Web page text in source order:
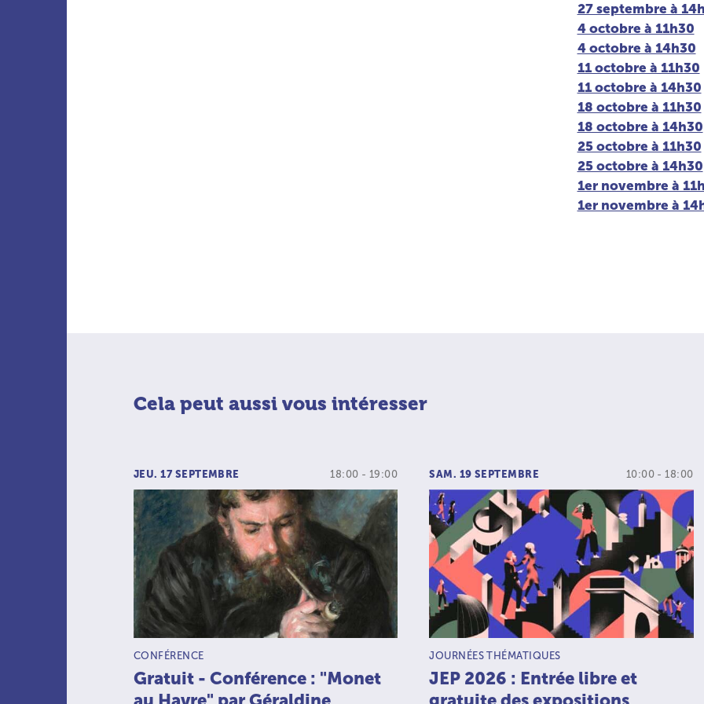
27 septembre à
4 octobre à 11h30
4 octobre à 14h30
11 octobre à 11h30
11 octobre à 14h30
18 octobre à 11h30
18 octobre à 14h30
25 octobre à 11h30
25 octobre à 14h30
1er novembre à
1er novembre à
Cela peut aussi vous intéresser
JEU. 17 SEPTEMBRE 18:00 - 19:00
TYPE D’ACTIVITÉ :
CONFÉRENCE
Gratuit - Conférence : "Monet
SAM. 19 SEPTEMBRE 10:00 - 18:00
TYPE D’ACTIVITÉ :
JOURNÉES THÉMATIQUES
JEP 2026 : Entrée libre et